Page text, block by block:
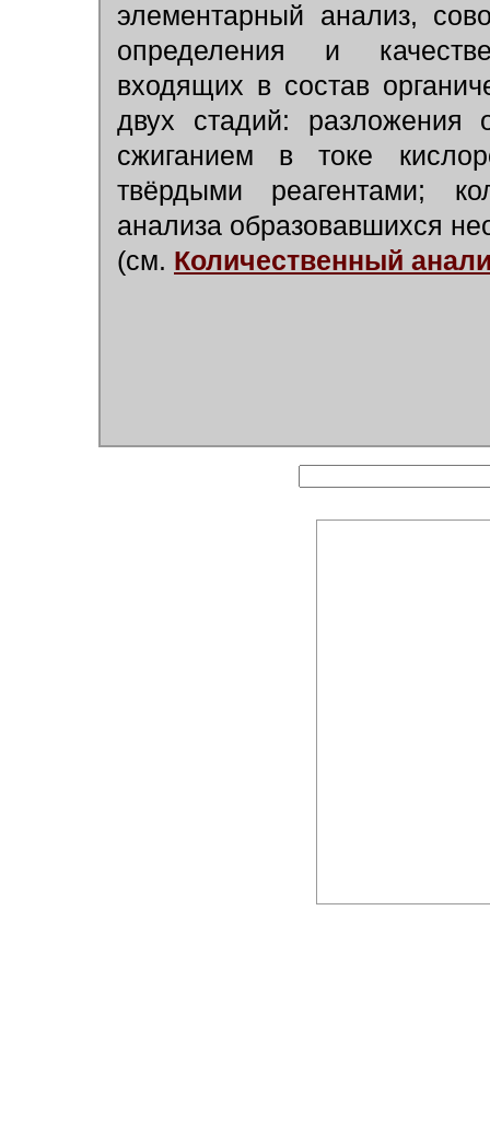
элементарный анализ,
определения и
входящих в состав
двух стадий: разложения
сжиганием в токе
твёрдыми реагентами;
анализа образовавшихся
(см. Количественный